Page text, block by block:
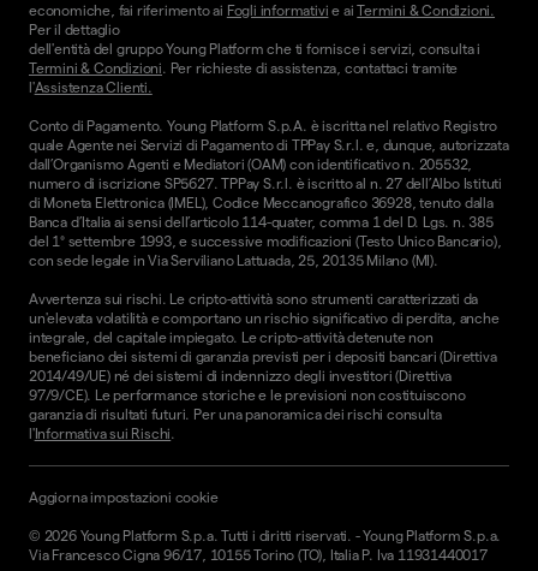
economiche, fai riferimento ai Fogli informativi e aiTermini & Condizioni.
Per il dettaglio
dell'entità del gruppo Young Platform che ti fornisce i servizi, consulta i
Termini & Condizioni . Per richieste di assistenza, contattaci tramite
l'Assistenza Clienti.
Conto di Pagamento. Young Platform S.p.A. è iscritta nel relativo Registro
quale Agente nei Servizi di Pagamento di TPPay S.r.l. e, dunque, autorizzata
dall’Organismo Agenti e Mediatori (OAM) con identificativo n. 205532,
numero di iscrizione SP5627. TPPay S.r.l. è iscritto al n. 27 dell’Albo Istituti
di Moneta Elettronica (IMEL), Codice Meccanografico 36928, tenuto dalla
Banca d’Italia ai sensi dell’articolo 114-quater, comma 1 del D. Lgs. n. 385
del 1° settembre 1993, e successive modificazioni (Testo Unico Bancario),
con sede legale in Via Serviliano Lattuada, 25, 20135 Milano (MI).
Avvertenza sui rischi. Le cripto-attività sono strumenti caratterizzati da
un'elevata volatilità e comportano un rischio significativo di perdita, anche
integrale, del capitale impiegato. Le cripto-attività detenute non
beneficiano dei sistemi di garanzia previsti per i depositi bancari (Direttiva
2014/49/UE) né dei sistemi di indennizzo degli investitori (Direttiva
97/9/CE). Le performance storiche e le previsioni non costituiscono
garanzia di risultati futuri. Per una panoramica dei rischi consulta
l'Informativa sui Rischi
© 2026 Young Platform S.p.a. Tutti i diritti riservati. -Young Platform S.p.a.
Via Francesco Cigna 96/17, 10155 Torino (TO), Italia P. Iva 11931440017
Aggiorna impostazioni cookie